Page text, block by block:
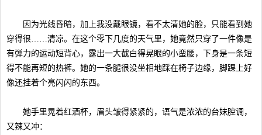
因为光线昏暗，加上我没戴眼镜，看不太清她的脸，只能看到她
穿得很……清凉。在这个零下几度的天气里，她竟然只穿了一件像是
有弹力的运动短背心，露出一大截白得晃眼的小蛮腰，下身是一条短
得不能再短的热裤。她的一条腿很没坐相地踩在椅子边缘，脚踝上好
像还挂着个亮闪闪的东西。
她手里晃着红酒杯，眉头皱得紧紧的，语气是浓浓的台妹腔调，
又辣又冲：